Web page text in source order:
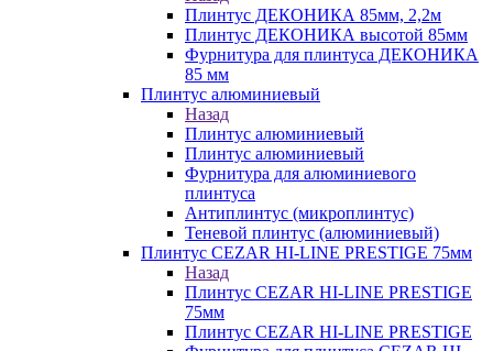
Плинтус ДЕКОНИКА 85мм, 2,2м
Плинтус ДЕКОНИКА высотой 85мм
Фурнитура для плинтуса ДЕКОНИКА
85 мм
Плинтус алюминиевый
Назад
Плинтус алюминиевый
Плинтус алюминиевый
Фурнитура для алюминиевого
плинтуса
Антиплинтус (микроплинтус)
Теневой плинтус (алюминиевый)
Плинтус CEZAR HI-LINE PRESTIGE 75мм
Назад
Плинтус CEZAR HI-LINE PRESTIGE
75мм
Плинтус CEZAR HI-LINE PRESTIGE